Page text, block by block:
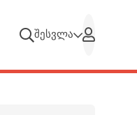
შესვლა